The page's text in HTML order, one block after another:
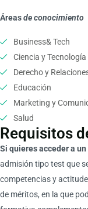
Áreasde conocimiento
Business& Tech
Ciencia y Tecnología
Derecho y
Educación
Marketing y
Salud
Requisitos
Si quieres acceder a un
admisión tipo test que
competencias y
de méritos, en la que